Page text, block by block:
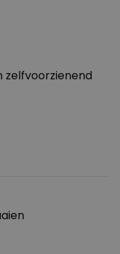
zelfvoorzienend